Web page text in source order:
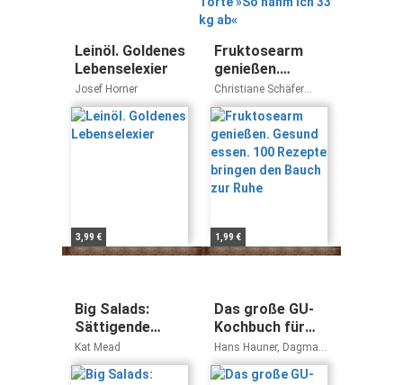
Leinöl. Goldenes
Lebenselexier
Josef Horner
3,99 €
Fruktosearm
genießen.
Gesund essen.
100 Rezepte
bringen den
Bauch zur Ruhe
Christiane Schäfer
Anne Kamp
1,99 €
Big Salads:
Sättigende
Salate aus einer
Schüssel
Kat Mead
Das große GU-
Kochbuch für
Diabetiker (GU
Kochen spezial)
Hans Hauner, Dagmar
Hauner, Erika
Casparek-Türkkan